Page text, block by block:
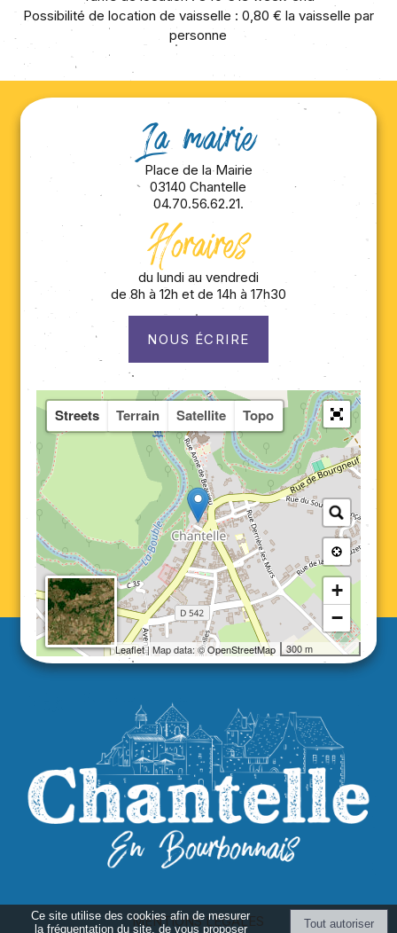
Possibilité de location de vaisselle : 0,80 € la vaisselle par
personne
La mairie
Place de la Mairie
03140 Chantelle
04.70.56.62.21.
Horaires
du lundi au vendredi
de 8h à 12h et de 14h à 17h30
NOUS ÉCRIRE
Streets Terrain Satellite Topo
+
−
300 m
Leaflet| Map data: ©OpenStreetMap
MENTIONS LÉGALES
Ce site utilise des cookies afin de mesurer
la fréquentation du site, de vous proposer